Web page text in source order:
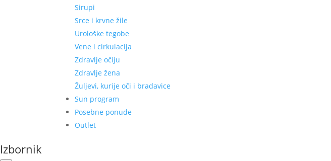
Sirupi
Srce i krvne žile
Urološke tegobe
Vene i cirkulacija
Zdravlje očiju
Zdravlje žena
Žuljevi, kurije oči i bradavice
Sun program
Posebne ponude
Outlet
Izbornik